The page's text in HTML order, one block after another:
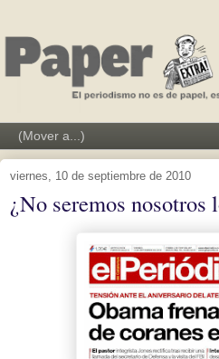
viernes, 10 de septiembre de 2010
¿No seremos nosotros